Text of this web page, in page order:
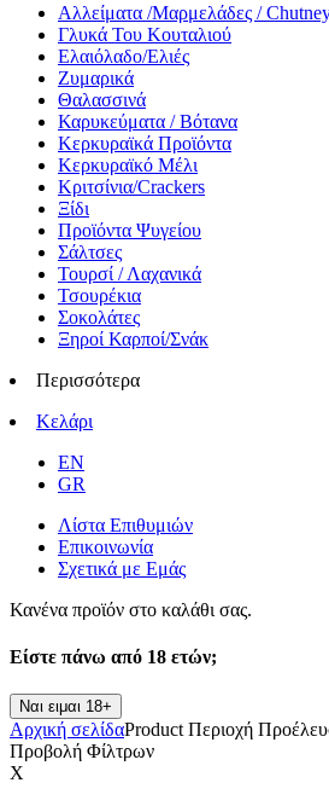
Αλλείματα /Μαρμελάδες /
Γλυκά Του Κουταλιού
Ελαιόλαδο/Ελιές
Ζυμαρικά
Θαλασσινά
Καρυκεύματα / Βότανα
Κερκυραϊκά Προϊόντα
Κερκυραϊκό Μέλι
Κριτσίνια/Crackers
Ξίδι
Προϊόντα Ψυγείου
Σάλτσες
Τουρσί / Λαχανικά
Τσουρέκια
Σοκολάτες
Ξηροί Καρποί/Σνάκ
Περισσότερα
Κελάρι
EN
GR
Λίστα Επιθυμιών
Επικοινωνία
Σχετικά με Εμάς
Κανένα προϊόν στο καλάθι σας.
Είστε πάνω από 18 ετών;
Ναι ειμαι 18+
Αρχική σελίδαProduct Περιοχή
Προβολή Φίλτρων
X